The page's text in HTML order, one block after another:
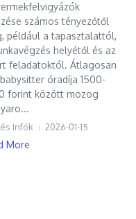
számos tényezőtől
például a tapasztalattól,
helyétől és az
feladatoktól. Átlagosan
óradíja 1500-
forint között mozog
Infók 2026-01-15
More